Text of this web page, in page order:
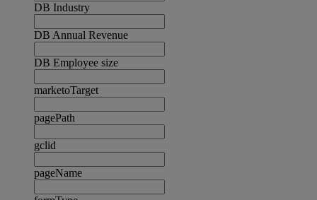
DB Industry
DB Annual Revenue
DB Employee size
marketoTarget
pagePath
gclid
pageName